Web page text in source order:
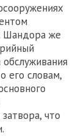
Шандора же
его словам,
что